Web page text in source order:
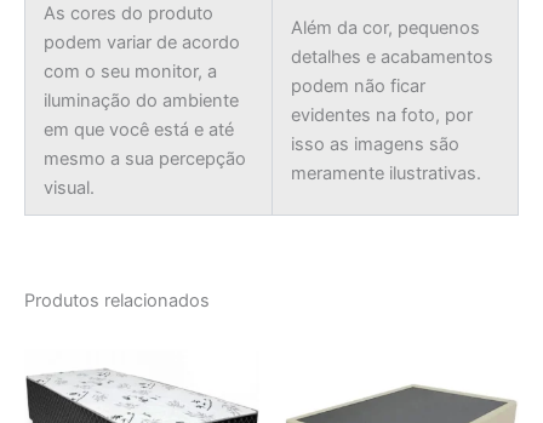
As cores do produto
podem variar de acordo
com o seu monitor, a
iluminação do ambiente
em que você está e até
mesmo a sua percepção
visual.
Além da cor, pequenos
detalhes e acabamentos
podem não ficar
evidentes na foto, por
isso as imagens são
meramente ilustrativas.
Produtos relacionados